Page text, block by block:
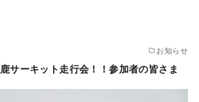
お知らせ
サーキット走行会！！参加者の皆さま